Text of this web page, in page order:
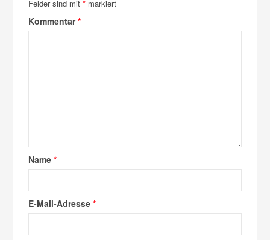
Felder sind mit* markiert
Kommentar*
Name*
E-Mail-Adresse*